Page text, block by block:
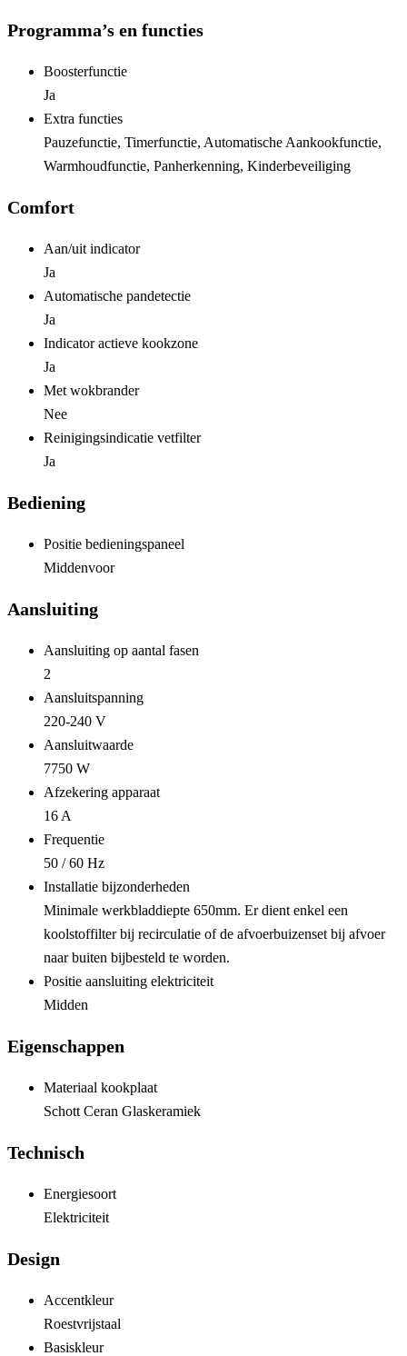
Programma’s en functies
Boosterfunctie
Ja
Extra functies
Pauzefunctie, Timerfunctie, Automatische Aankookfunctie,
Warmhoudfunctie, Panherkenning, Kinderbeveiliging
Comfort
Aan/uit indicator
Ja
Automatische pandetectie
Ja
Indicator actieve kookzone
Ja
Met wokbrander
Nee
Reinigingsindicatie vetfilter
Ja
Bediening
Positie bedieningspaneel
Middenvoor
Aansluiting
Aansluiting op aantal fasen
2
Aansluitspanning
220-240 V
Aansluitwaarde
7750 W
Afzekering apparaat
16 A
Frequentie
50 / 60 Hz
Installatie bijzonderheden
Minimale werkbladdiepte 650mm. Er dient enkel een
koolstoffilter bij recirculatie of de afvoerbuizenset bij afvoer
naar buiten bijbesteld te worden.
Positie aansluiting elektriciteit
Midden
Eigenschappen
Materiaal kookplaat
Schott Ceran Glaskeramiek
Technisch
Energiesoort
Elektriciteit
Design
Accentkleur
Roestvrijstaal
Basiskleur